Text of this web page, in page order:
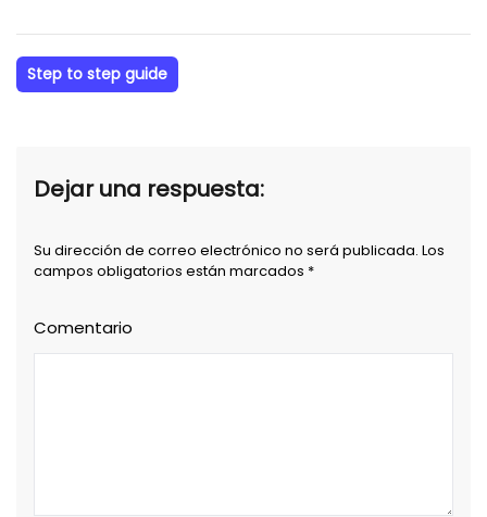
Step to step guide
Dejar una respuesta:
Su dirección de correo electrónico no será publicada. Los
campos obligatorios están marcados *
Comentario